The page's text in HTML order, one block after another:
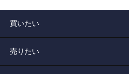
買いたい
売りたい